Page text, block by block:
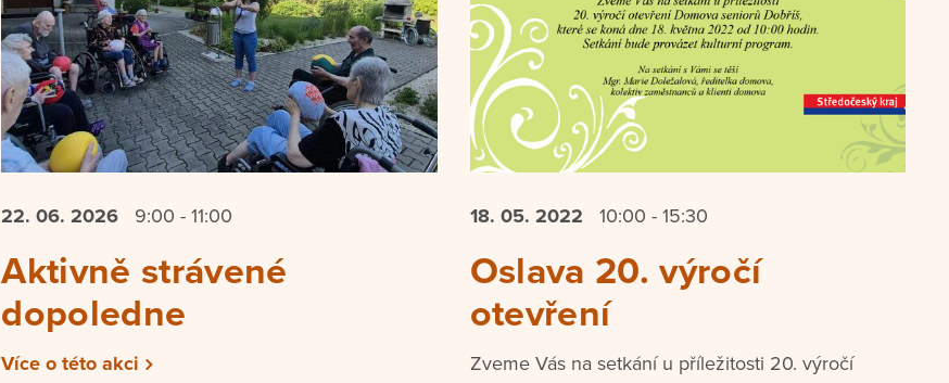
22. 06.2026 9:00 - 11:00
Aktivně strávené
dopoledne
Více o této akci
18. 05. 2022 10:00 - 15:30
Oslava 20. výročí
otevření
Zveme Vás na setkání u příležitosti 20. výročí